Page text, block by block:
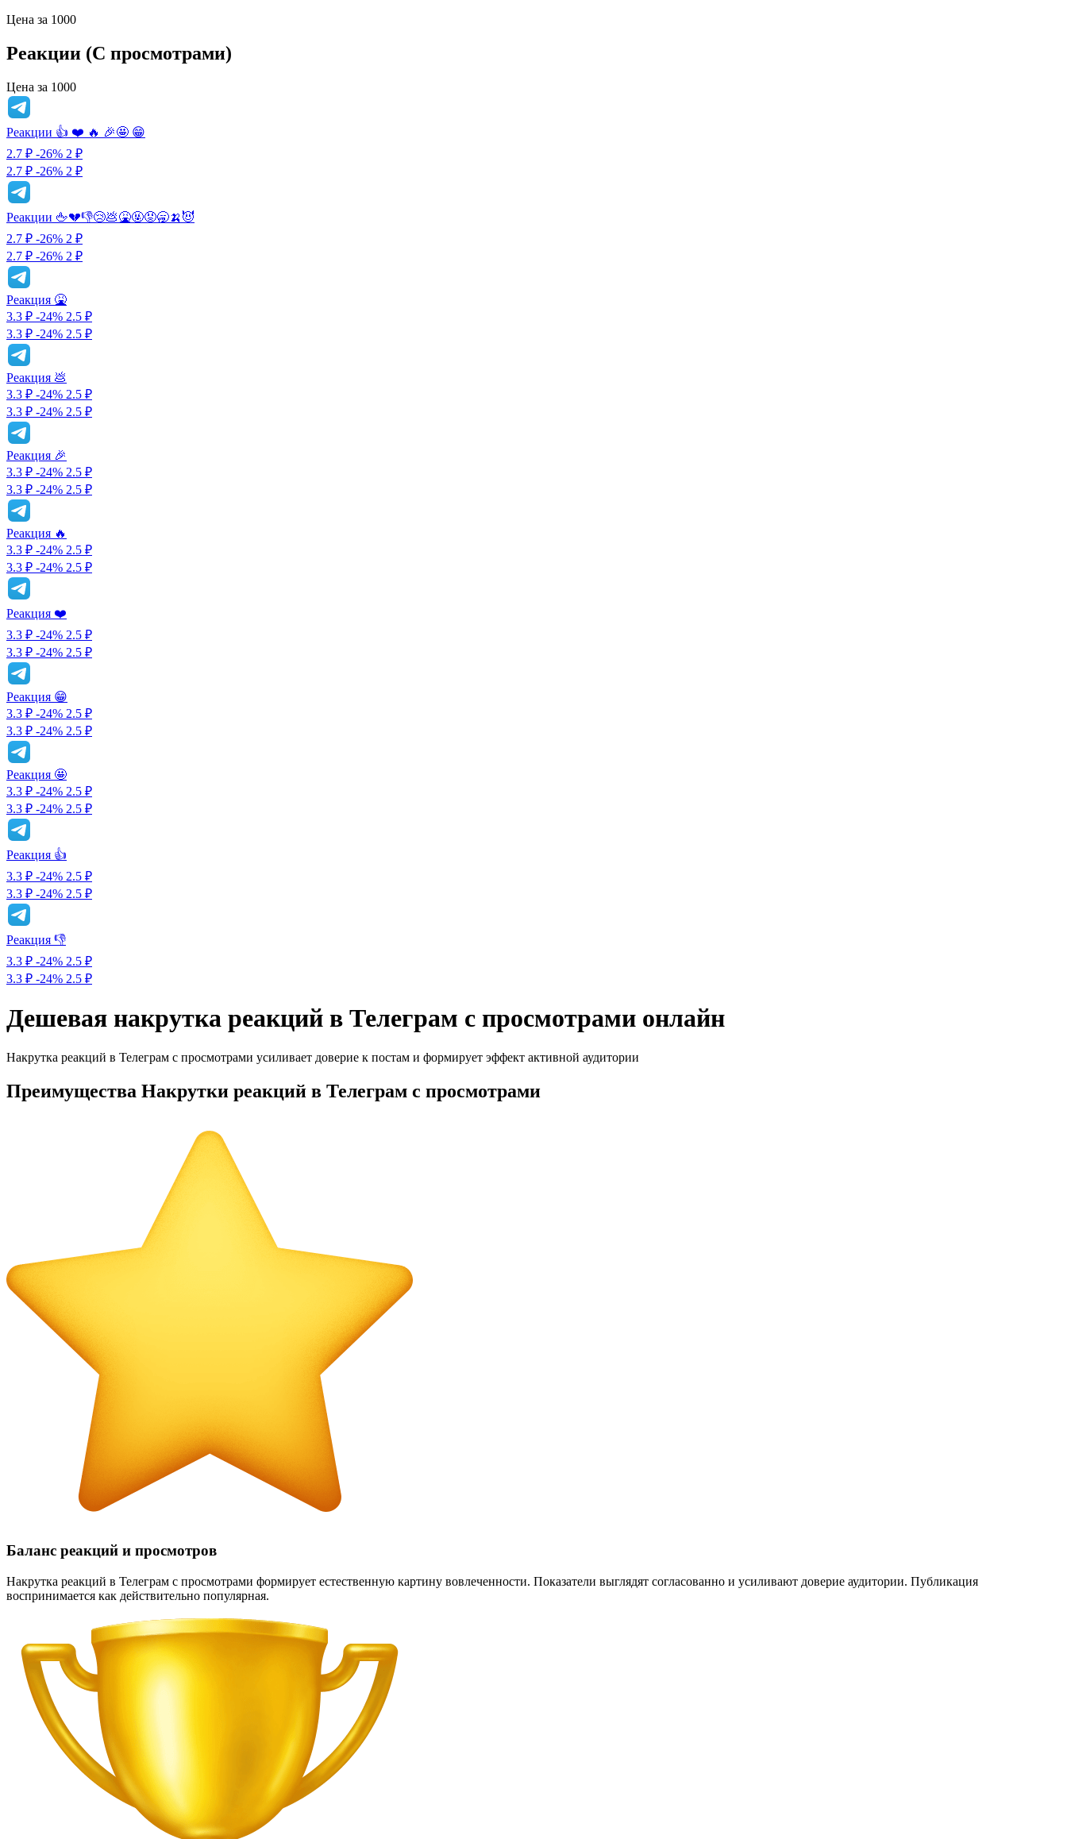
Цена за 1000
Реакции (С просмотрами)
Цена за 1000
Реакции 👍 ❤️ 🔥 🎉🤩 😁
2.7 ₽ -26% 2 ₽
2.7 ₽ -26% 2 ₽
Реакции 🖕💔👎😢💩🤮🤬😡🥱🍌😈
2.7 ₽ -26% 2 ₽
2.7 ₽ -26% 2 ₽
Реакция 🤮
3.3 ₽ -24% 2.5 ₽
3.3 ₽ -24% 2.5 ₽
Реакция 💩
3.3 ₽ -24% 2.5 ₽
3.3 ₽ -24% 2.5 ₽
Реакция 🎉
3.3 ₽ -24% 2.5 ₽
3.3 ₽ -24% 2.5 ₽
Реакция 🔥
3.3 ₽ -24% 2.5 ₽
3.3 ₽ -24% 2.5 ₽
Реакция ❤️
3.3 ₽ -24% 2.5 ₽
3.3 ₽ -24% 2.5 ₽
Реакция 😁
3.3 ₽ -24% 2.5 ₽
3.3 ₽ -24% 2.5 ₽
Реакция 🤩
3.3 ₽ -24% 2.5 ₽
3.3 ₽ -24% 2.5 ₽
Реакция 👍
3.3 ₽ -24% 2.5 ₽
3.3 ₽ -24% 2.5 ₽
Реакция 👎
3.3 ₽ -24% 2.5 ₽
3.3 ₽ -24% 2.5 ₽
Дешевая накрутка реакций в Телеграм с просмотрами онлайн
Накрутка реакций в Телеграм с просмотрами усиливает доверие к постам и формирует эффект активной аудитории
Преимущества Накрутки реакций в Телеграм с просмотрами
Баланс реакций и просмотров
Накрутка реакций в Телеграм с просмотрами формирует естественную картину вовлеченности. Показатели выглядят согласованно и усиливают доверие аудитории. Публикация
воспринимается как действительно популярная.